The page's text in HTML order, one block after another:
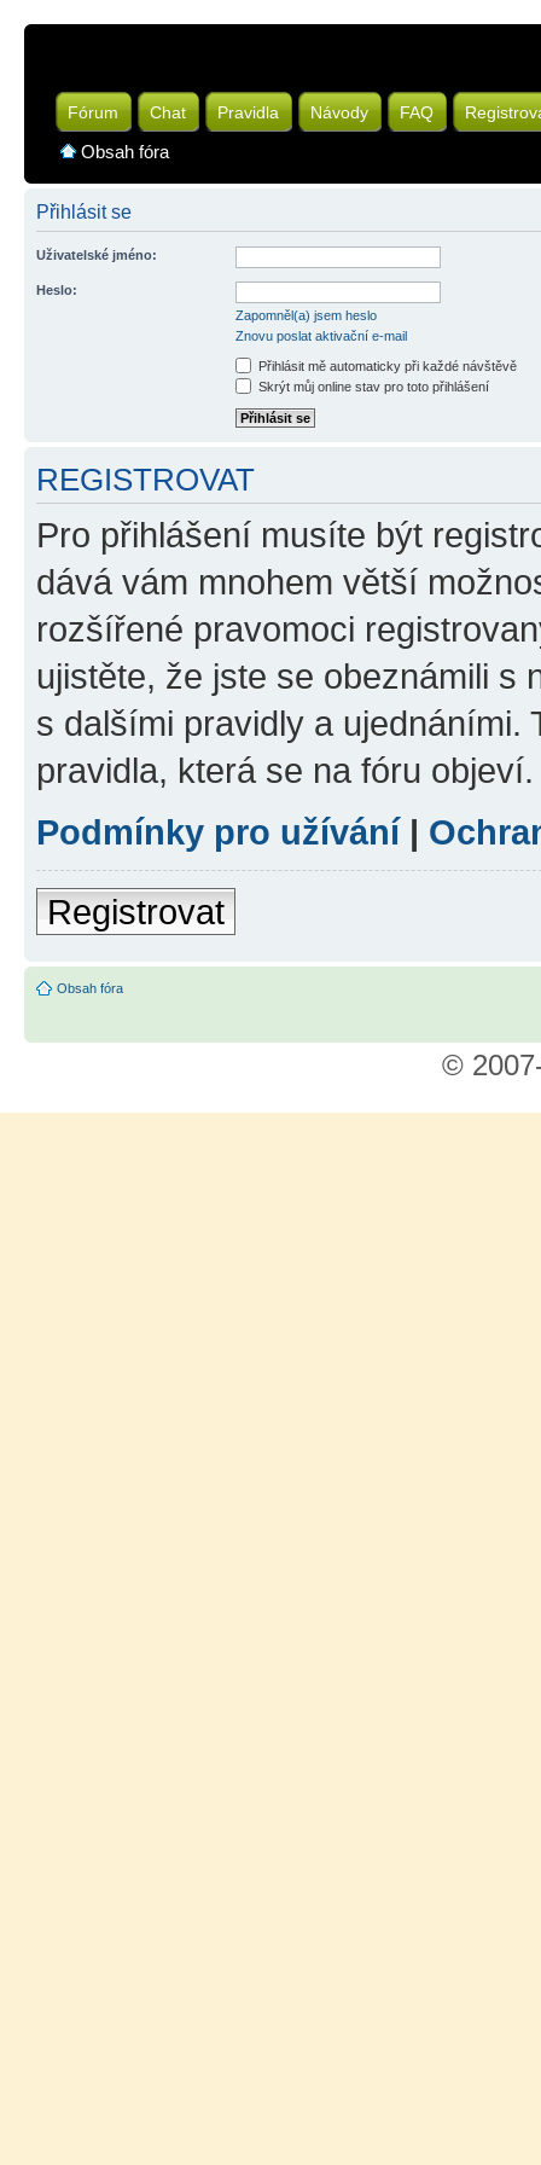
Fórum Chat Pravidla Návody FAQ
Obsah fóra
Přihlásit se
Uživatelské jméno:
Heslo:
Zapomněl(a) jsem heslo
Znovu poslat aktivační e-mail
Přihlásit mě automaticky při každé návštěvě
Skrýt můj online stav pro toto přihlášení
REGISTROVAT
Pro přihlášení musíte být
dává vám mnohem větší
rozšířené pravomoci
ujistěte, že jste se obeznámili s
s dalšími pravidly a ujednáními.
pravidla, která se na fóru objeví.
Podmínky pro užívání|
Registrovat
Obsah fóra
©